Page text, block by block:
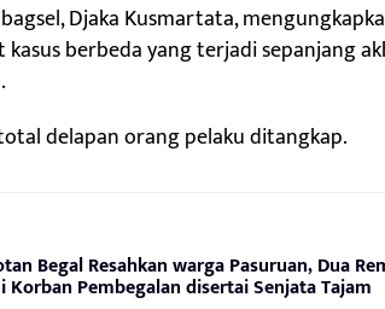
Djaka Kusmartata,
berbeda yang terjadi sepanjang
delapan orang pelaku ditangkap.
Begal Resahkan warga Pasuruan, Dua
Korban Pembegalan disertai Senjata Tajam